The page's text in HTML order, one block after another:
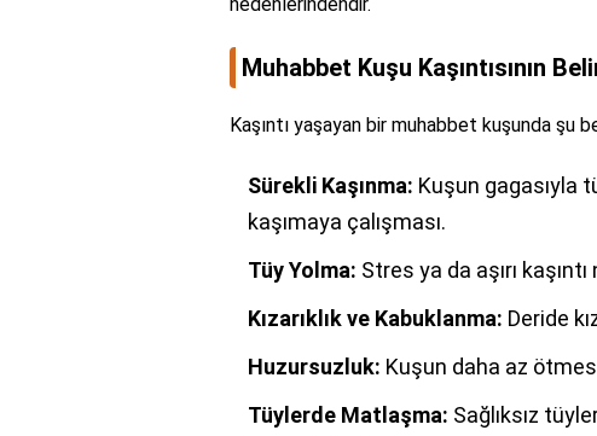
Muhabbet Kuşu Kaşıntısının
Kaşıntı yaşayan bir muhabbet kuşunda şu
Sürekli Kaşınma: Kuşun gagasıyla
kaşımaya çalışması.
Tüy Yolma: Stres ya da aşırı
Kızarıklık ve Kabuklanma: Deride
Huzursuzluk: Kuşun daha az
Tüylerde Matlaşma: Sağlıksız